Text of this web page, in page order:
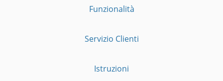
Funzionalità
Servizio Clienti
Istruzioni